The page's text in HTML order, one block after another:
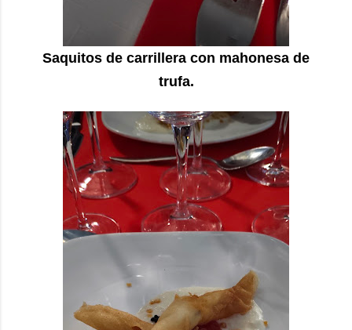
Saquitos de carrillera con mahonesa de
trufa.